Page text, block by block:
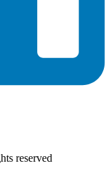
reserved